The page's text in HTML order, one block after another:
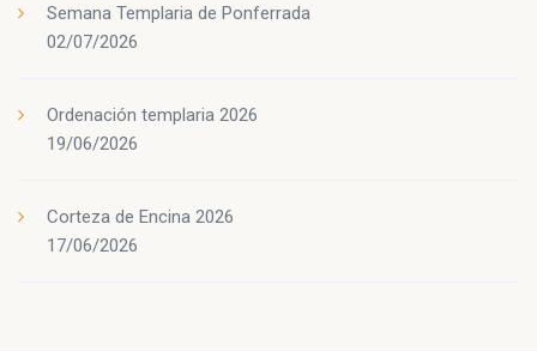
Semana Templaria de Ponferrada
02/07/2026
Ordenación templaria 2026
19/06/2026
Corteza de Encina 2026
17/06/2026